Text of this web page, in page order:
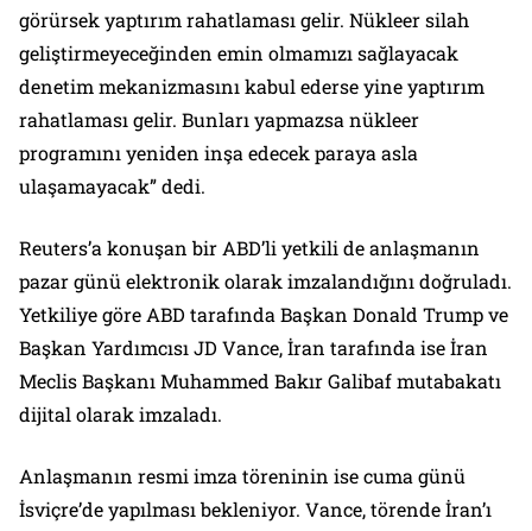
görürsek yaptırım rahatlaması gelir. Nükleer silah
geliştirmeyeceğinden emin olmamızı sağlayacak
denetim mekanizmasını kabul ederse yine yaptırım
rahatlaması gelir. Bunları yapmazsa nükleer
programını yeniden inşa edecek paraya asla
ulaşamayacak” dedi.
Reuters’a konuşan bir ABD’li yetkili de anlaşmanın
pazar günü elektronik olarak imzalandığını doğruladı.
Yetkiliye göre ABD tarafında Başkan Donald Trump ve
Başkan Yardımcısı JD Vance, İran tarafında ise İran
Meclis Başkanı Muhammed Bakır Galibaf mutabakatı
dijital olarak imzaladı.
Anlaşmanın resmi imza töreninin ise cuma günü
İsviçre’de yapılması bekleniyor. Vance, törende İran’ı